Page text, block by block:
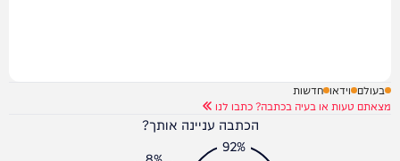
בעולם וידאו חדשות
מצאתם טעות או בעיה בכתבה? כתבו לנו
הכתבה עניינה אותך?
92%